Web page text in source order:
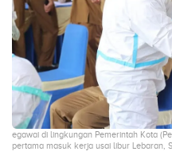
egawai di lingkungan Pemerintah Kota
pertama masuk kerja usai libur Lebaran,